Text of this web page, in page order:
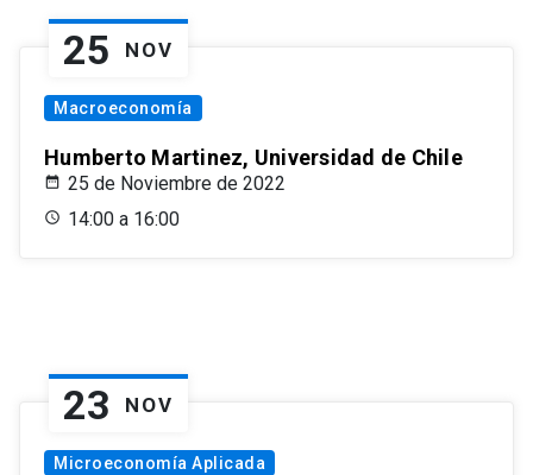
25 NOV
Macroeconomía
Humberto Martinez, Universidad de Chile
25 de Noviembre de 2022
14:00 a 16:00
23 NOV
Microeconomía Aplicada